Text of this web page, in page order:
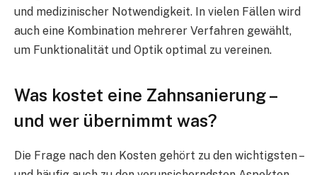
und medizinischer Notwendigkeit. In vielen Fällen wird
auch eine Kombination mehrerer Verfahren gewählt,
um Funktionalität und Optik optimal zu vereinen.
Was kostet eine Zahnsanierung –
und wer übernimmt was?
Die Frage nach den Kosten gehört zu den wichtigsten –